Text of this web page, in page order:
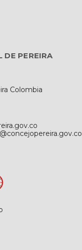
DE PEREIRA
Colombia